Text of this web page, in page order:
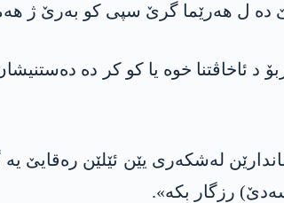
دە ل هەرێما گرێ سپی کو بەرێ ژ
ئاخاڤتنا خوە یا کو کر دە
لەشکەری یێن ئێلێن
رزگار بکە».